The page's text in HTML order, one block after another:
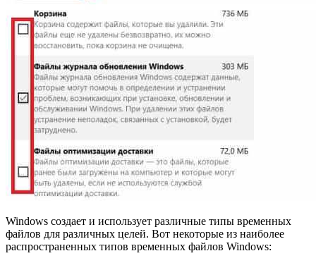
Windows создает и использует различные типы временных
файлов для различных целей. Вот некоторые из наиболее
распространенных типов временных файлов Windows: